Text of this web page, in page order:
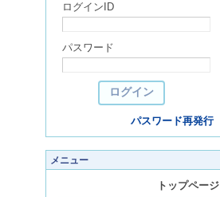
ログインID
パスワード
パスワード再発行
メニュー
トップページ